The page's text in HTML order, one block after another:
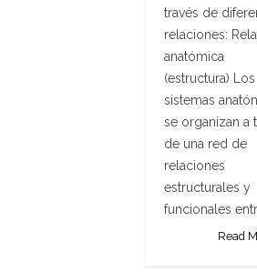
través de
relaciones:
anatómica
(estructura) Los
sistemas
se organizan a
de una red de
relaciones
estructurales y
funcionales
Read